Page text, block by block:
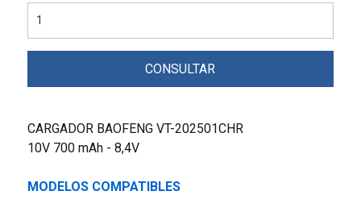
CONSULTAR
CARGADOR BAOFENG VT-202501CHR
10V 700 mAh - 8,4V
MODELOS COMPATIBLES